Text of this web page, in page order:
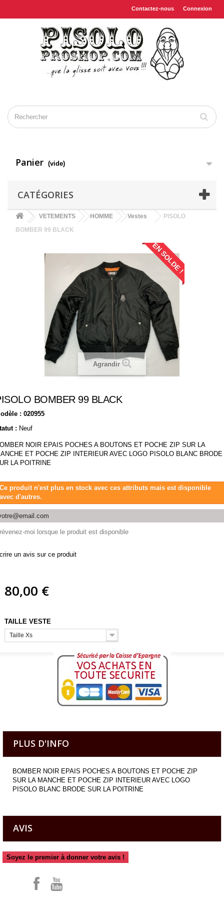
Connexion
Contactez-nous
Panier (vide)
CATÉGORIES
VETEMENTS HOMME Vestes
PISOLO
BOMBER 99 BLACK
EN SOLDE !
Agrandir
BOMBER 99 BLACK
: 020955
: Neuf
NOIR EPAIS POCHES A BOUTONS ET POCHE ZIP SUR LA
ET POCHE ZIP INTERIEUR AVEC LOGO PISOLO BLANC BRODE
LA POITRINE
Ce produit n'est plus en stock avec ces attributs mais est disponible
avec d'autres.
moi lorsque le produit est disponible
un avis sur ce produit
80,00 €
TAILLE VESTE
Taille Xs
PLUS D'INFO
BOMBER NOIR EPAIS POCHES A BOUTONS ET POCHE ZIP
SUR LA MANCHE ET POCHE ZIP INTERIEUR AVEC LOGO
PISOLO BLANC BRODE SUR LA POITRINE
AVIS
Soyez le premier à donner votre avis !